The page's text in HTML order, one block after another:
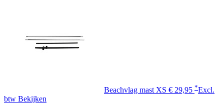
Beachvlag mast XS € 29,95 *Excl.
btw Bekijken